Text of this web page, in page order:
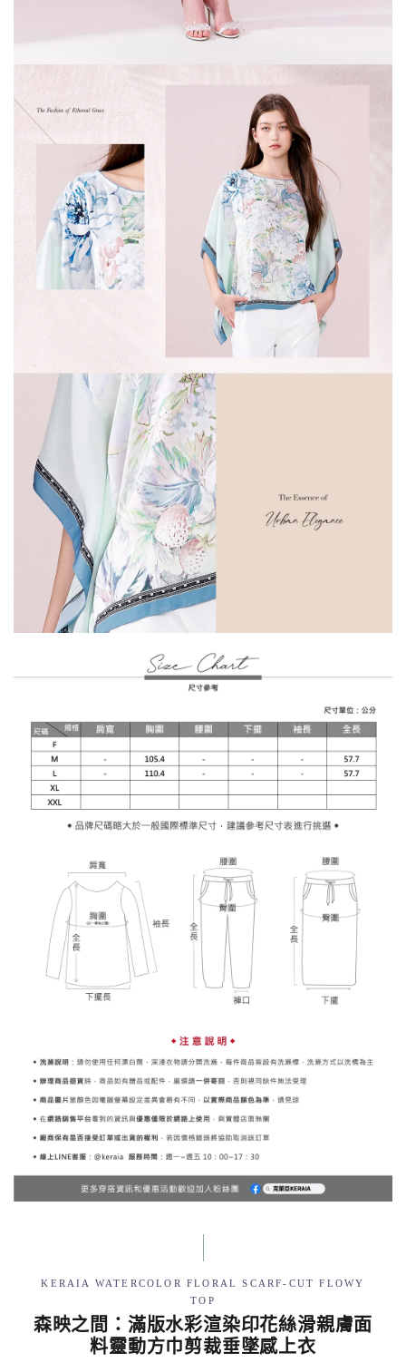
KERAIA WATERCOLOR FLORAL SCARF-CUT FLOWY
TOP
森映之間：滿版水彩渲染印花絲滑親膚面
料靈動方巾剪裁垂墜感上衣